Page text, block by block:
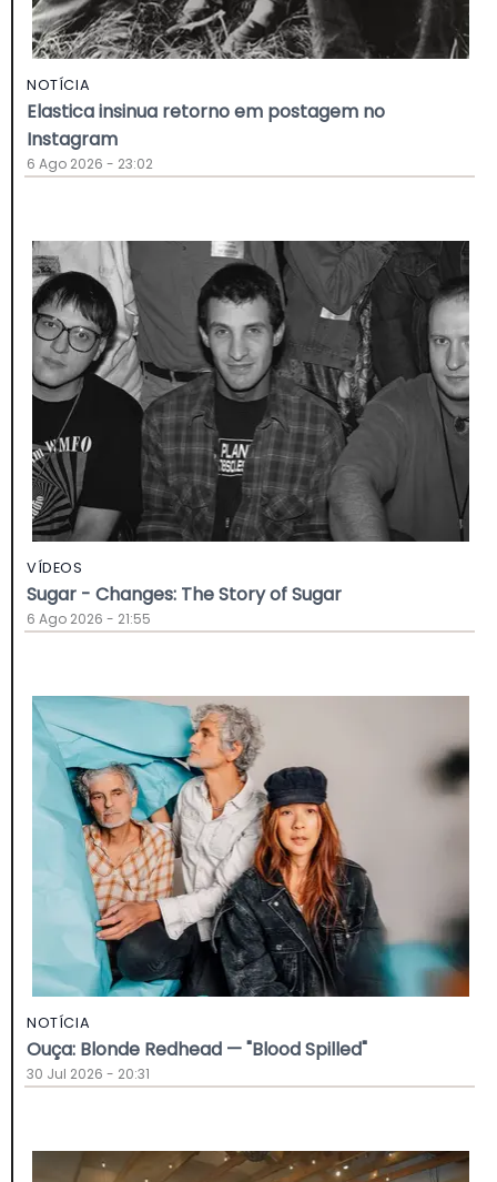
NOTÍCIA
Elastica insinua retorno em postagem no
Instagram
6 Ago 2026 - 23:02
VÍDEOS
Sugar - Changes: The Story of Sugar
6 Ago 2026 - 21:55
NOTÍCIA
Ouça: Blonde Redhead — "Blood Spilled"
30 Jul 2026 - 20:31